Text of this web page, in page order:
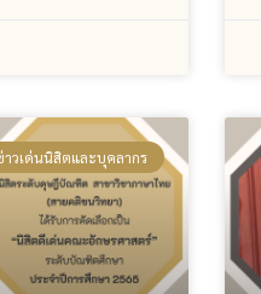
าวเด่นนิสิตและบุคลากร